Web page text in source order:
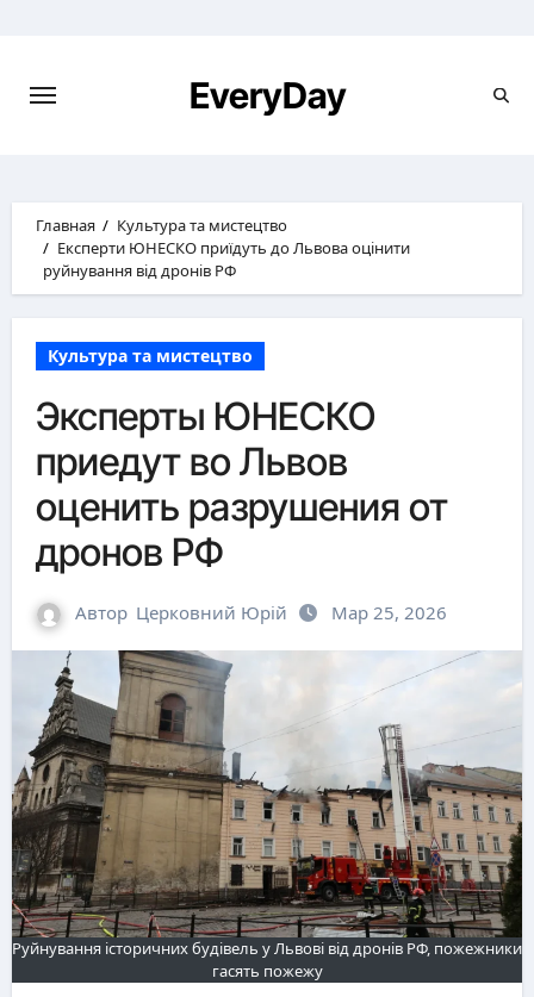
EveryDay
Главная
Культура та мистецтво
Експерти ЮНЕСКО приїдуть до Львова оцінити
руйнування від дронів РФ
Культура та мистецтво
Эксперты ЮНЕСКО
приедут во Львов
оценить разрушения от
дронов РФ
Автор Церковний Юрій Мар 25, 2026
Руйнування історичних будівель у Львові від дронів РФ, пожежники
гасять пожежу